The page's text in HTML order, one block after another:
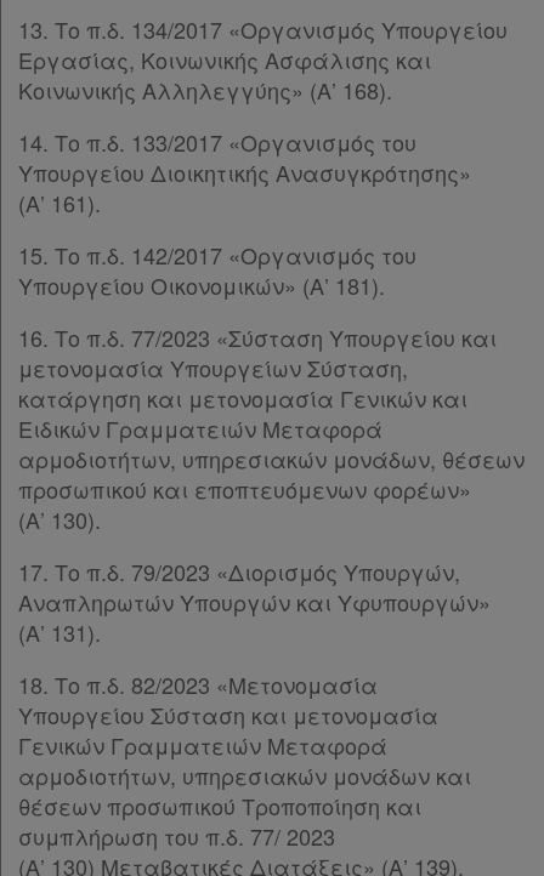
χρήσης
Πολιτική
και
cookies
Απόκτηση
Συνδρομής
Ατομική
συνδρομή
πακέτα
Παροχές
σε
συνδρομητές
Ενεργοί
13. Το π.δ. 134/2017 «Οργανισμός Υπουργείου
Εργασίας, Κοινωνικής Ασφάλισης και
Κοινωνικής Αλληλεγγύης» (Α’ 168).
14. Το π.δ. 133/2017 «Οργανισμός του
Υπουργείου Διοικητικής Ανασυγκρότησης»
(Α’ 161).
15. Το π.δ. 142/2017 «Οργανισμός του
Υπουργείου Οικονομικών» (Α’ 181).
16. Το π.δ. 77/2023 «Σύσταση Υπουργείου και
μετονομασία Υπουργείων Σύσταση,
κατάργηση και μετονομασία Γενικών και
Ειδικών Γραμματειών Μεταφορά
αρμοδιοτήτων, υπηρεσιακών μονάδων, θέσεων
προσωπικού και εποπτευόμενων φορέων»
(Α’ 130).
17. Το π.δ. 79/2023 «Διορισμός Υπουργών,
Αναπληρωτών Υπουργών και Υφυπουργών»
(Α’ 131).
18. Το π.δ. 82/2023 «Μετονομασία
Υπουργείου Σύσταση και μετονομασία
Γενικών Γραμματειών Μεταφορά
αρμοδιοτήτων, υπηρεσιακών μονάδων και
θέσεων προσωπικού Τροποποίηση και
συμπλήρωση του π.δ. 77/ 2023
(Α’ 130) Μεταβατικές Διατάξεις» (Α’ 139).